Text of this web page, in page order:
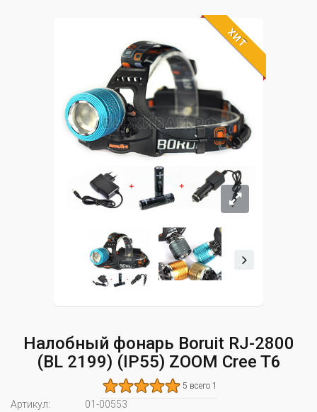
ХИТ
Налобный фонарь Boruit RJ-2800
(BL 2199) (IP55) ZOOM Cree T6
5 всего 1
Артикул:
01-00553